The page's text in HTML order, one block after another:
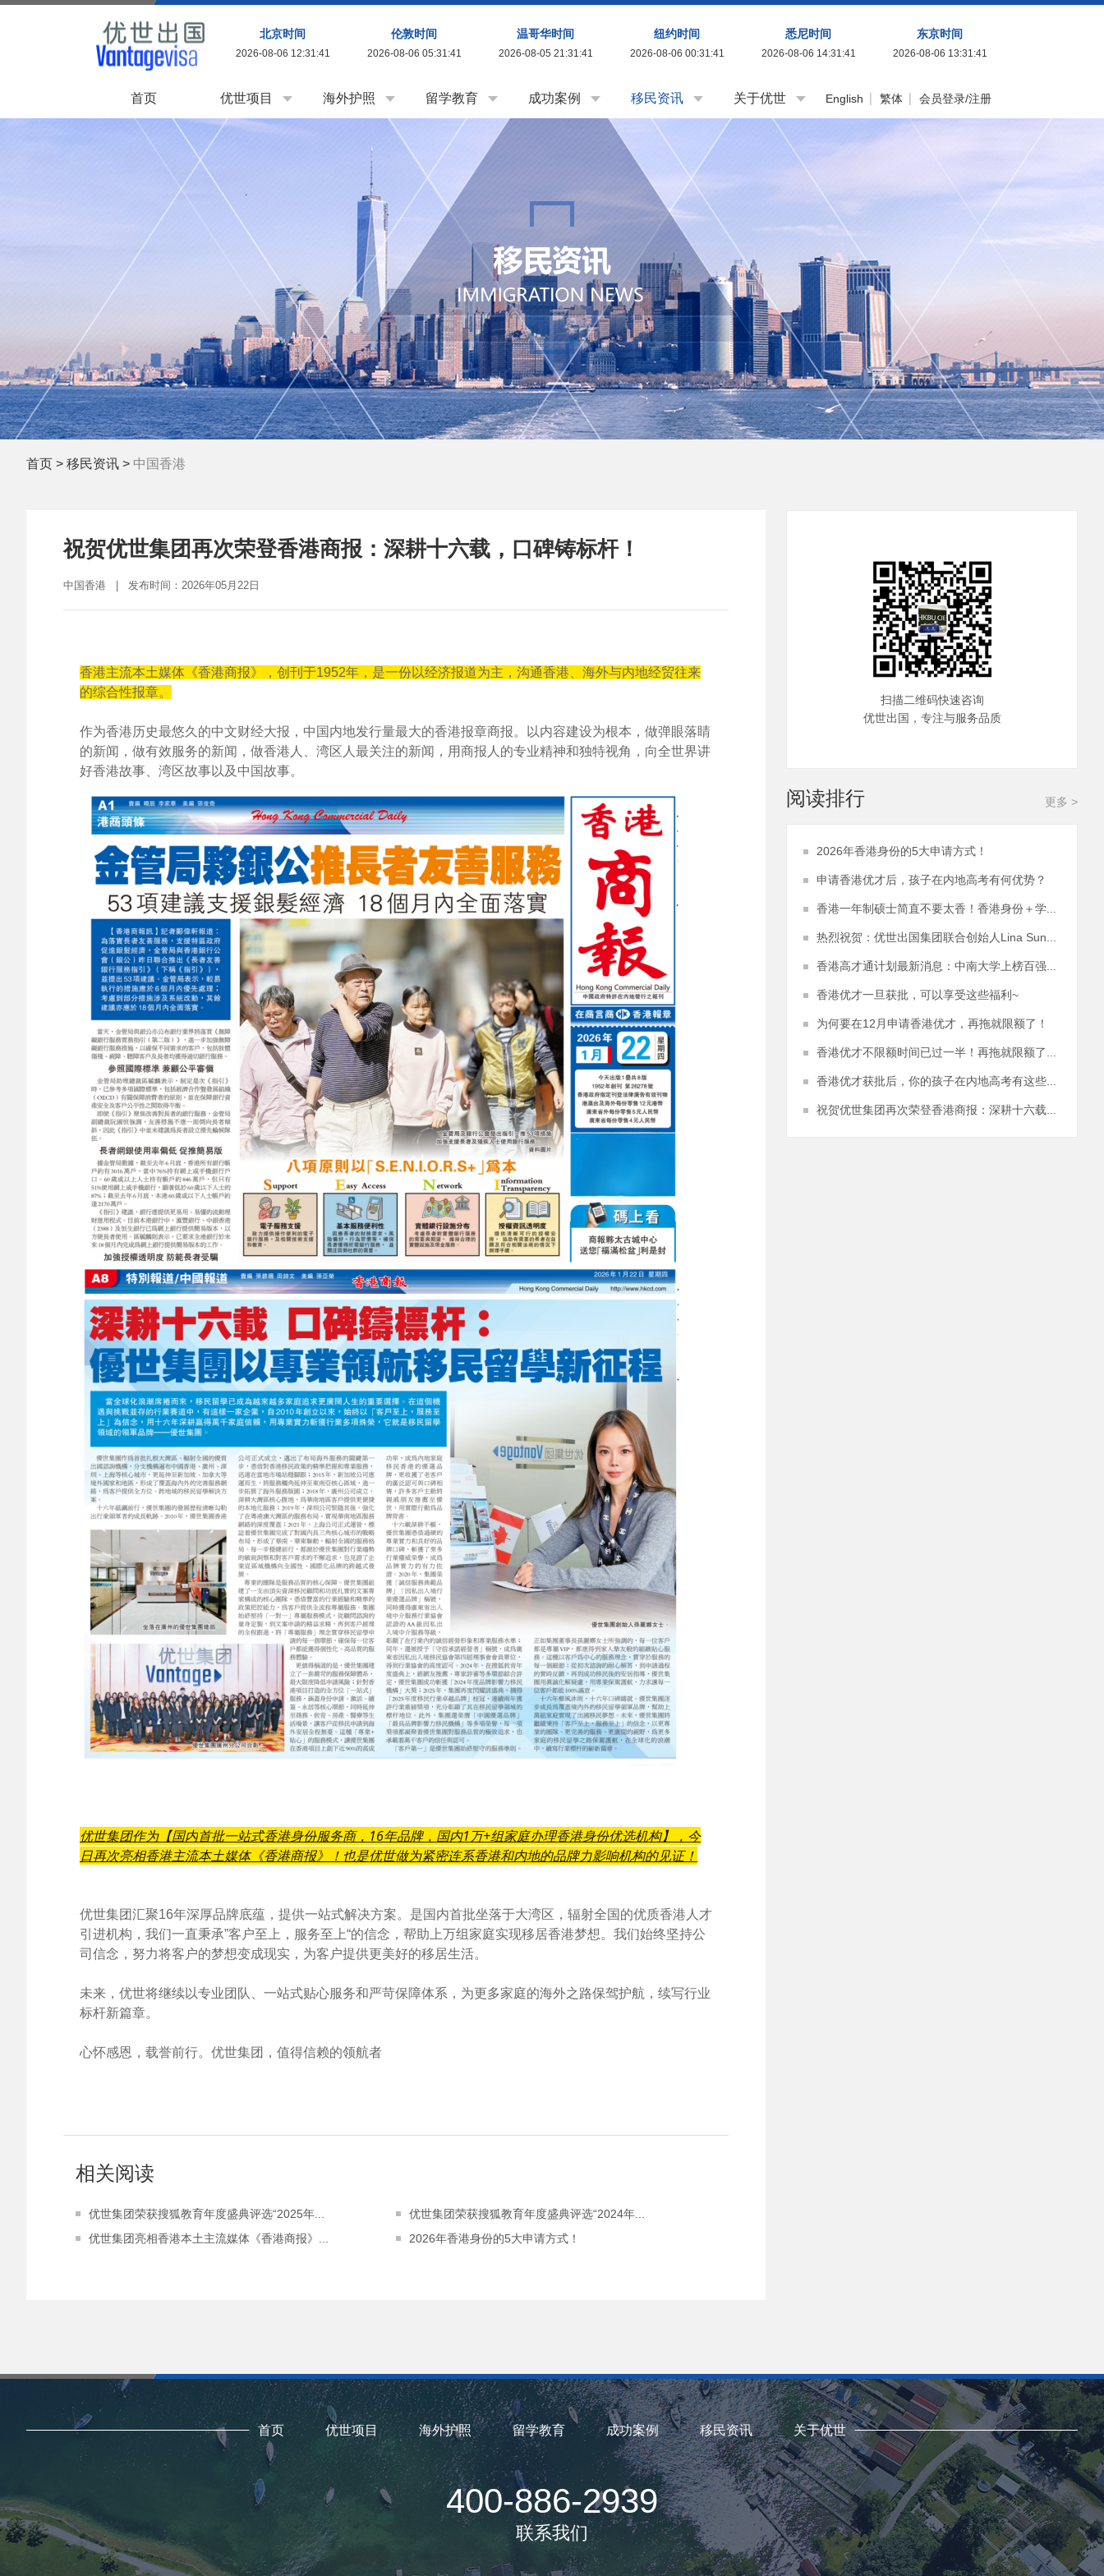
北京时间
2026-08-06 12:31:43
伦敦时间
2026-08-06 05:31:43
温哥华时间
2026-08-05 21:31:43
纽约时间
2026-08-06 00:31:43
悉尼时间
2026-08-06 14:31:43
东京时间
2026-08-06 13:31:43
首页 优世项目 海外护照 留学教育 成功案例 移民资讯 关于优世 English 繁体 会员登录/注册
首页 > 移民资讯 > 中国香港
祝贺优世集团再次荣登香港商报：深耕十六载，口碑铸标杆！
中国香港 | 发布时间：2026年05月22日
香港主流本土媒体《香港商报》，创刊于1952年，是一份以经济报道为主，沟通香港、海外与内地经贸往来
的综合性报章。
作为香港历史最悠久的中文财经大报，中国内地发行量最大的香港报章商报。以内容建设为根本，做弹眼落睛
的新闻，做有效服务的新闻，做香港人、湾区人最关注的新闻，用商报人的专业精神和独特视角，向全世界讲
好香港故事、湾区故事以及中国故事。
优世集团作为【国内首批一站式香港身份服务商，16年品牌，国内1万+组家庭办理香港身份优选机构】，今
日再次亮相香港主流本土媒体《香港商报》！也是优世做为紧密连系香港和内地的品牌力影响机构的见证！
优世集团汇聚16年深厚品牌底蕴，提供一站式解决方案。是国内首批坐落于大湾区，辐射全国的优质香港人才
引进机构，我们一直秉承”客户至上，服务至上“的信念，帮助上万组家庭实现移居香港梦想。我们始终坚持公
司信念，努力将客户的梦想变成现实，为客户提供更美好的移居生活。
未来，优世将继续以专业团队、一站式贴心服务和严苛保障体系，为更多家庭的海外之路保驾护航，续写行业
标杆新篇章。
心怀感恩，载誉前行。优世集团，值得信赖的领航者
相关阅读
优世集团荣获搜狐教育年度盛典评选“2025年...
优世集团荣获搜狐教育年度盛典评选“2024年...
优世集团亮相香港本土主流媒体《香港商报》...
2026年香港身份的5大申请方式！
扫描二维码快速咨询
优世出国，专注与服务品质
更多 >
阅读排行
2026年香港身份的5大申请方式！
申请香港优才后，孩子在内地高考有何优势？
香港一年制硕士简直不要太香！香港身份＋学...
热烈祝贺：优世出国集团联合创始人Lina Sun...
香港高才通计划最新消息：中南大学上榜百强...
香港优才一旦获批，可以享受这些福利~
为何要在12月申请香港优才，再拖就限额了！
香港优才不限额时间已过一半！再拖就限额了...
香港优才获批后，你的孩子在内地高考有这些...
祝贺优世集团再次荣登香港商报：深耕十六载...
首页 优世项目 海外护照 留学教育 成功案例 移民资讯 关于优世
400-886-2939
联系我们